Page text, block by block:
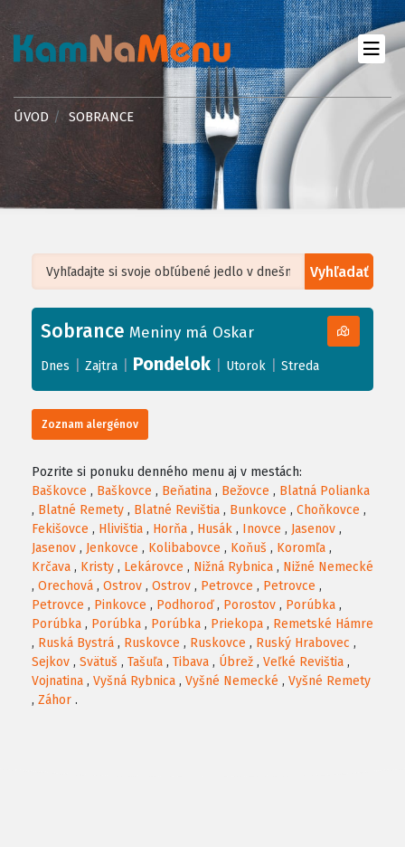
ÚVOD SOBRANCE
Vyhľadať
+
−
Leaflet| ©OpenStreetMap, Tiles courtesy ofHumanitarian OpenStreetMap
Sobrance Meniny má Oskar
Dnes Zajtra Pondelok Utorok Streda
Zoznam alergénov
Pozrite si ponuku denného menu aj v mestách:
Baškovce , Baškovce , Beňatina , Bežovce , Blatná Polianka
, Blatné Remety , Blatné Revištia , Bunkovce , Choňkovce ,
Fekišovce , Hlivištia , Horňa , Husák , Inovce , Jasenov ,
Jasenov , Jenkovce , Kolibabovce , Koňuš , Koromľa ,
Krčava , Kristy , Lekárovce , Nižná Rybnica , Nižné Nemecké
, Orechová , Ostrov , Ostrov , Petrovce , Petrovce ,
Petrovce , Pinkovce , Podhoroď, Porostov , Porúbka ,
Porúbka , Porúbka , Porúbka , Priekopa , Remetské Hámre
, Ruská Bystrá , Ruskovce , Ruskovce , Ruský Hrabovec ,
Sejkov , Svätuš , Tašuľa , Tibava , Úbrež , Veľké Revištia ,
Vojnatina , Vyšná Rybnica , Vyšné Nemecké , Vyšné Remety
, Záhor .